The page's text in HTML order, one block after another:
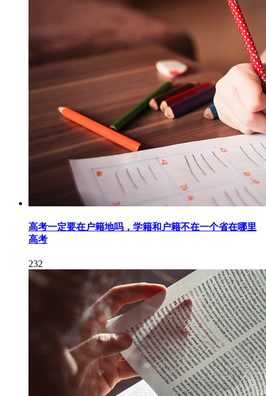
高考一定要在户籍地吗，学籍和户籍不在一个省在哪里
高考
232